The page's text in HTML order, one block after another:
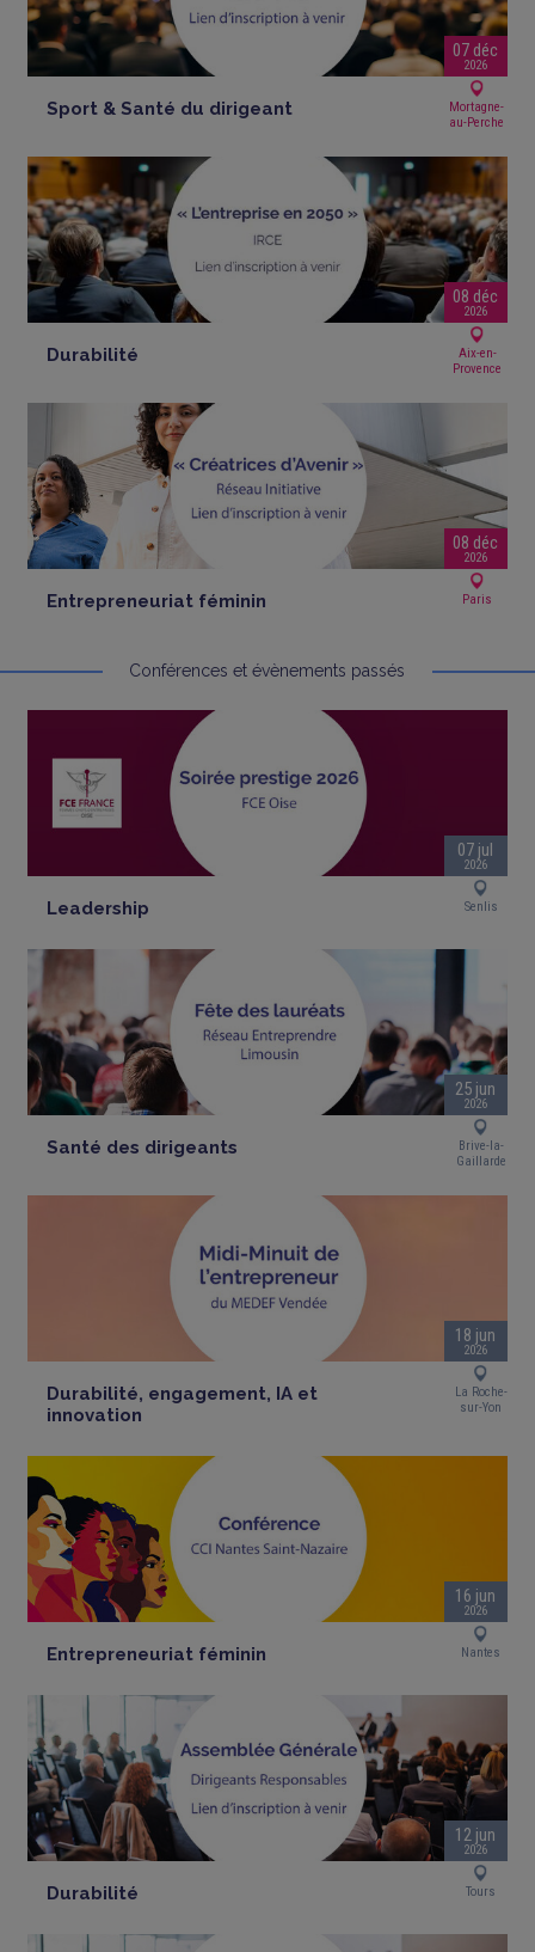
07 déc
2026
Sport & Santé du dirigeant
Mortagne-
au-Perche
08 déc
2026
Durabilité
Aix-en-
Provence
08 déc
2026
Entrepreneuriat féminin Paris
Conférences et évènements passés
07 jul
2026
Leadership Senlis
25 jun
2026
Santé des dirigeants
Brive-la-
Gaillarde
18 jun
2026
Durabilité, engagement, IA et
innovation
La Roche-
sur-Yon
16 jun
2026
Entrepreneuriat féminin Nantes
12 jun
2026
Durabilité Tours